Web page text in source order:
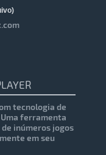
tecnologia de
ferramenta
inúmeros jogos
em seu